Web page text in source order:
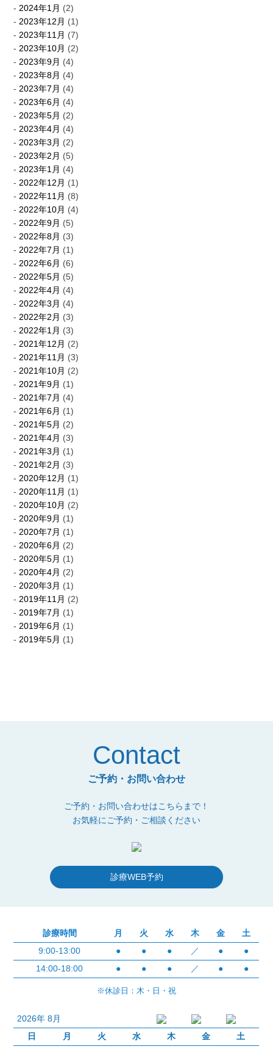
2024年1月 (2)
2023年12月 (1)
2023年11月 (7)
2023年10月 (2)
2023年9月 (4)
2023年8月 (4)
2023年7月 (4)
2023年6月 (4)
2023年5月 (2)
2023年4月 (4)
2023年3月 (2)
2023年2月 (5)
2023年1月 (4)
2022年12月 (1)
2022年11月 (8)
2022年10月 (4)
2022年9月 (5)
2022年8月 (3)
2022年7月 (1)
2022年6月 (6)
2022年5月 (5)
2022年4月 (4)
2022年3月 (4)
2022年2月 (3)
2022年1月 (3)
2021年12月 (2)
2021年11月 (3)
2021年10月 (2)
2021年9月 (1)
2021年7月 (4)
2021年6月 (1)
2021年5月 (2)
2021年4月 (3)
2021年3月 (1)
2021年2月 (3)
2020年12月 (1)
2020年11月 (1)
2020年10月 (2)
2020年9月 (1)
2020年7月 (1)
2020年6月 (2)
2020年5月 (1)
2020年4月 (2)
2020年3月 (1)
2019年11月 (2)
2019年7月 (1)
2019年6月 (1)
2019年5月 (1)
Contact
ご予約・お問い合わせ
ご予約・お問い合わせはこちらまで！
お気軽にご予約・ご相談ください
診療WEB予約
診療時間 月 火 水 木 金
土
9:00-13:00
● ● ● ／ ●
●
14:00-18:00
● ● ● ／ ● ●
※休診日：木・日・祝
2026年 8月
日
月 火 水 木 金
土